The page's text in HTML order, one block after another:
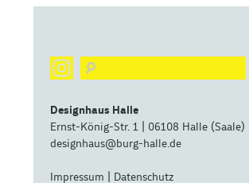
Designhaus Halle
Ernst-König-Str. 1 | 06108 Halle (Saale)
designhaus@burg-halle.de
Impressum Datenschutz